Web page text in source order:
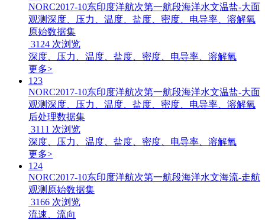
NORC2017-10东印度洋航次第一航段海洋水文温盐-大面
观测深度、压力、温度、盐度、密度、电导率、溶解氧
原始数据集
3124 次浏览
深度、压力、温度、盐度、密度、电导率、溶解氧
更多>
123
NORC2017-10东印度洋航次第一航段海洋水文温盐-大面
观测深度、压力、温度、盐度、密度、电导率、溶解氧
后处理数据集
3111 次浏览
深度、压力、温度、盐度、密度、电导率、溶解氧
更多>
124
NORC2017-10东印度洋航次第一航段海洋水文海流-走航
观测原始数据集
3166 次浏览
流速、流向